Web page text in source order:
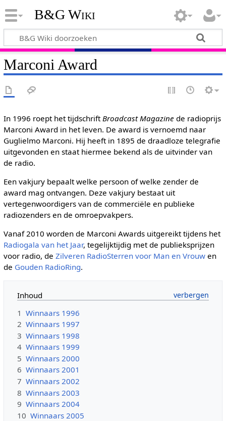
B&G Wiki
Marconi Award
In 1996 roept het tijdschriftBroadcast Magazine de radioprijs
Marconi Award in het leven. De award is vernoemd naar
Guglielmo Marconi. Hij heeft in 1895 de draadloze telegrafie
uitgevonden en staat hiermee bekend als de uitvinder van
de radio.
Een vakjury bepaalt welke persoon of welke zender de
award mag ontvangen. Deze vakjury bestaat uit
vertegenwoordigers van de commerciële en publieke
radiozenders en de omroepvakpers.
Vanaf 2010 worden de Marconi Awards uitgereikt tijdens het
Radiogala van het Jaar, tegelijktijdig met de publieksprijzen
voor radio, de Zilveren RadioSterren voor Man en Vrouwen
de Gouden RadioRing.
Inhoud
1 Winnaars 1996
2 Winnaars 1997
3 Winnaars 1998
4 Winnaars 1999
5 Winnaars 2000
6 Winnaars 2001
7 Winnaars 2002
8 Winnaars 2003
9 Winnaars 2004
10 Winnaars 2005